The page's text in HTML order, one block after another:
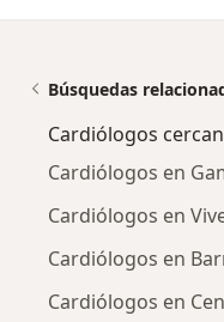
Búsquedas
Cardiólogos
Cardiólogos en
Cardiólogos en
Cardiólogos en
Cardiólogos en